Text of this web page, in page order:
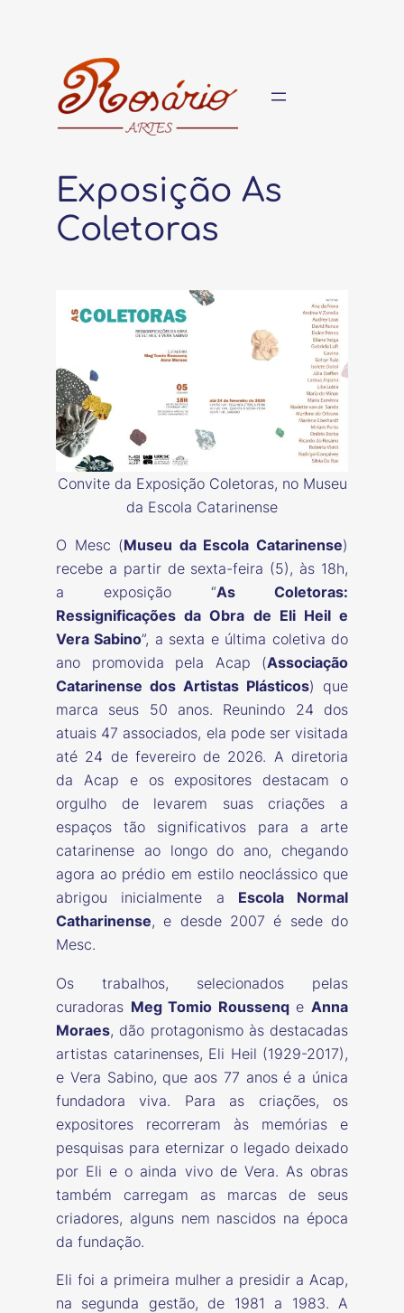
conteúdo
Exposição As
Coletoras
Convite da Exposição Coletoras, no Museu
da Escola Catarinense
O Mesc (Museu da Escola Catarinense)
recebe a partir de sexta-feira (5), às 18h,
a exposição “As Coletoras:
Ressignificações da Obra de Eli Heil e
Vera Sabino”, a sexta e última coletiva do
ano promovida pela Acap (Associação
Catarinense dos Artistas Plásticos) que
marca seus 50 anos. Reunindo 24 dos
atuais 47 associados, ela pode ser visitada
até 24 de fevereiro de 2026. A diretoria
da Acap e os expositores destacam o
orgulho de levarem suas criações a
espaços tão significativos para a arte
catarinense ao longo do ano, chegando
agora ao prédio em estilo neoclássico que
abrigou inicialmente a Escola Normal
Catharinense, e desde 2007 é sede do
Mesc.
Os trabalhos, selecionados pelas
curadoras Meg Tomio RoussenqeAnna
Moraes, dão protagonismo às destacadas
artistas catarinenses, Eli Heil (1929-2017),
e Vera Sabino, que aos 77 anos é a única
fundadora viva. Para as criações, os
expositores recorreram às memórias e
pesquisas para eternizar o legado deixado
por Eli e o ainda vivo de Vera. As obras
também carregam as marcas de seus
criadores, alguns nem nascidos na época
da fundação.
Eli foi a primeira mulher a presidir a Acap,
na segunda gestão, de 1981 a 1983. A